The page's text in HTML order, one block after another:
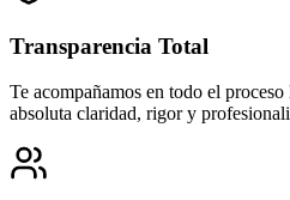
Transparencia Total
Te acompañamos en todo el
absoluta claridad, rigor y